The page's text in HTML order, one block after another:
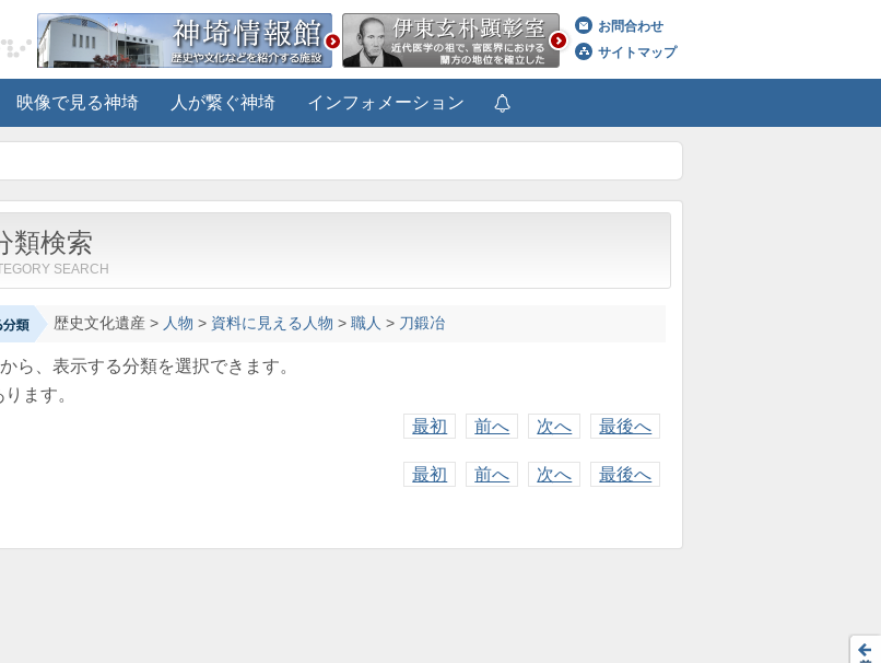
お問合わせ
サイトマップ
映像で見る神埼 人が繋ぐ神埼 インフォメーション
類検索
SEARCH
歴史文化遺産> 人物 > 資料に見える人物 > 職人 > 刀鍛冶
ら、表示する分類を選択できます。
ます。
最初
前へ 次へ 最後へ
最初 前へ 次へ 最後へ